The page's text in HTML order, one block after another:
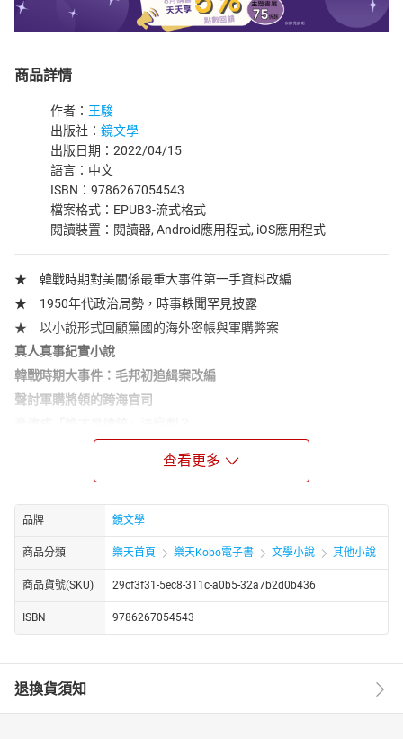
商品詳情
作者： 王駿
出版社： 鏡文學
出版日期：2022/04/15
語言：中文
ISBN：9786267054543
檔案格式：EPUB3-流式格式
閱讀裝置：閱讀器, Android應用程式, iOS應用程式
★ 韓戰時期對美關係最重大事件第一手資料改編
★ 1950年代政治局勢，時事軼聞罕見披露
★ 以小說形式回顧黨國的海外密帳與軍購弊案
真人真事紀實小說
韓戰時期大事件：毛邦初追緝案改編
聲討軍購將領的跨海官司
「本書不僅是小說也是歷史，可以視為毛邦初****事件的全記錄。」
政大歷史系教授 劉維開 專序推薦
一九五○年春，台北情勢飄搖，美國社論、新聞不斷揭露國民政府軍
購、人事弊案。強人總統追查源頭，發現空軍駐美辦事處主任毛邦
初，對參謀總長周至柔兼任空軍總司令心懷不滿，藉美方輿論打擊
報復。
海外官司與跨國追緝
剿毛邦初，卻屢生枝節，甚至在法庭上演出「真假總統」戲碼。其
後，毛邦初更五鬼搬運空軍駐美辦事處機密檔案與大額公款，自美
查看更多
品牌 鏡文學
商品分類 樂天首頁 樂天Kobo電子書 文學小說 其他小說
商品貨號(SKU) 29cf3f31-5ec8-311c-a0b5-32a7b2d0b436
ISBN 9786267054543
退換貨須知